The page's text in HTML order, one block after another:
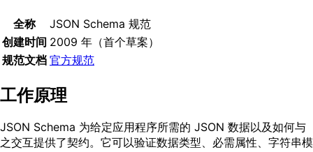
全称
JSON Schema 规范
创建时间 2009 年（首个草案）
规范文档 官方规范
工作原理
JSON Schema 为给定应用程序所需的 JSON 数据以及如何与
之交互提供了契约。它可以验证数据类型、必需属性、字符串模